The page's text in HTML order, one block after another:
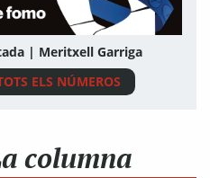
| Meritxell Garriga
ELS NÚMEROS
columna